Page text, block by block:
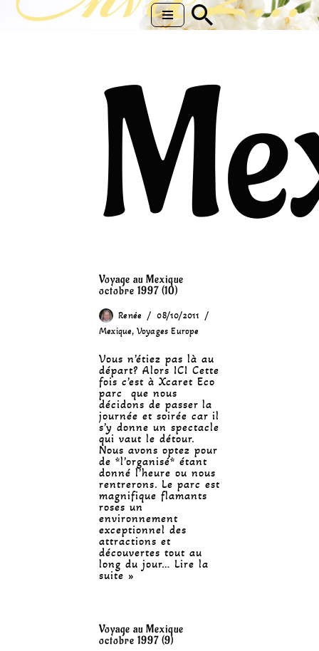
Voyage au Mexique
octobre 1997 (10)
Renée
08/10/2011
Mexique, Voyages Europe
Vous n’étiez pas là au
départ? Alors ICI Cette
fois c’est à Xcaret Eco
parc que nous
décidons de passer la
journée et soirée car il
s’y donne un spectacle
qui vaut le détour.
Nous avons optez pour
de *l’organisé* étant
donné l’heure ou nous
rentrerons. Le parc est
magnifique flamants
roses un
environnement
exceptionnel des
attractions et
découvertes tout au
long du jour… Lire la
suite »
Voyage au Mexique
octobre 1997 (9)